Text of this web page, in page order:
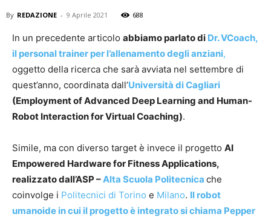
By REDAZIONE - 9 Aprile 2021 688
In un precedente articolo abbiamo parlato di Dr. VCoach,
il personal trainer per l’allenamento degli anziani,
oggetto della ricerca che sarà avviata nel settembre di
quest’anno, coordinata dall’Università di Cagliari
(Employment of Advanced Deep Learning and Human-
Robot Interaction for Virtual Coaching).
Simile, ma con diverso target è invece il progetto AI
Empowered Hardware for Fitness Applications,
realizzato dall’ASP –Alta Scuola Politecnica che
coinvolge i Politecnici di Torino e Milano. Il robot
umanoide in cui il progetto è integrato si chiama Pepper